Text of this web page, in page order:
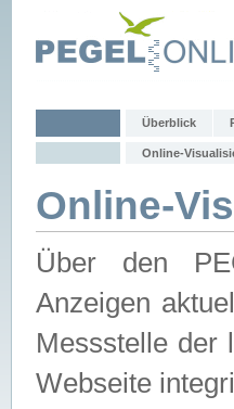
Überblick
Online-
Online-
Über den
Anzeigen
Messstelle der
Webseite